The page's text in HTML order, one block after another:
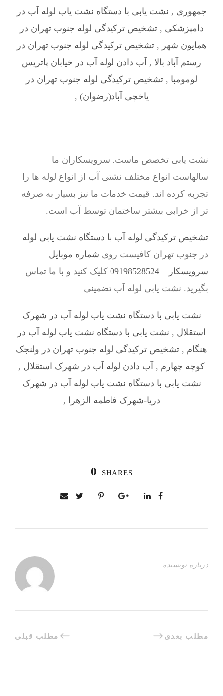
جمهوری , نشت یابی با دستگاه نشت یاب لوله آب در
دامپزشکی ,تشخیص ترکیدگی لوله جنوب تهران در
همایون شهر ,تشخیص ترکیدگی لوله جنوب تهران در
رستم آباد بالا , آب دادن لوله آب در خیابان پاتریس
لومومبا , تشخیص ترکیدگی لوله جنوب تهران در
یاخچی آباد(رضوان) ,
نشت یابی تخصص ماست. سرویسکاران ما
سالهاست انواع مختلف نشتی آب از انواع لوله ها را
تجربه کرده اند. قیمت خدمات ما نیز بسیار به صرفه
تر از خرابی بیشتر ساختمان توسط آب است.
تشخیص ترکیدگی لوله آب با دستگاه نشت یابی لوله
در جنوب تهران کافیست روی شماره موبایل
سرویسکار – 09198528524
کلیک کنید و با ما تماس
بگیرید. نشت یابی لوله آب تضمینی
نشت یابی با دستگاه نشت یاب لوله آب در شهرک
استقلال , نشت یابی با دستگاه نشت یاب لوله آب در
هنگام , تشخیص ترکیدگی لوله جنوب تهران در ولنجک
کوچه چهارم , آب دادن لوله آب در شهرک استقلال ,
نشت یابی با دستگاه نشت یاب لوله آب در شهرک
دریا-شهرک فاطمه الزهرا
,
0 SHARES
درباره نویسنده
مطلب قبلی مطلب بعدی